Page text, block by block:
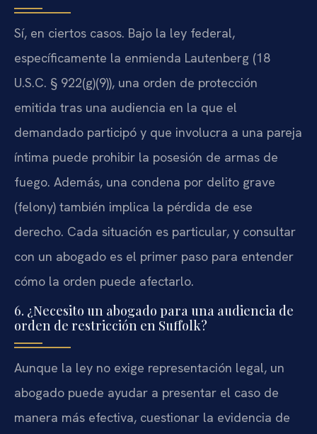
Sí, en ciertos casos. Bajo la ley federal,
específicamente la enmienda Lautenberg (18
U.S.C. § 922(g)(9)), una orden de protección
emitida tras una audiencia en la que el
demandado participó y que involucra a una pareja
íntima puede prohibir la posesión de armas de
fuego. Además, una condena por delito grave
(felony) también implica la pérdida de ese
derecho. Cada situación es particular, y consultar
con un abogado es el primer paso para entender
cómo la orden puede afectarlo.
6. ¿Necesito un abogado para una audiencia de
orden de restricción en Suffolk?
Aunque la ley no exige representación legal, un
abogado puede ayudar a presentar el caso de
manera más efectiva, cuestionar la evidencia de